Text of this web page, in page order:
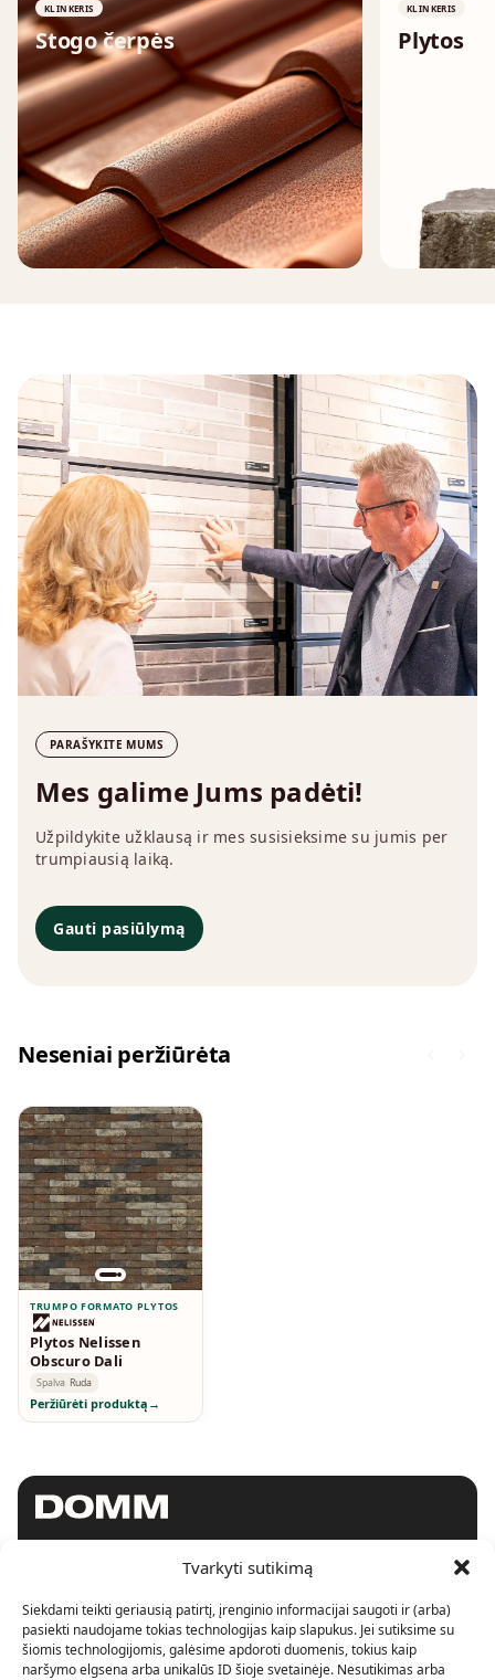
Tvarkyti sutikimą
Siekdami teikti geriausią patirtį, įrenginio informacijai saugoti ir (arba)
pasiekti naudojame tokias technologijas kaip slapukus. Jei sutiksime su
šiomis technologijomis, galėsime apdoroti duomenis, tokius kaip
naršymo elgsena arba unikalūs ID šioje svetainėje. Nesutikimas arba
KLINKERIS
Stogo čerpės
↗
KLINKERIS
Plytos
PARAŠYKITE MUMS
Mes galime Jums padėti!
Užpildykite užklausą ir mes susisieksime su jumis per
trumpiausią laiką.
Gauti pasiūlymą
Neseniai peržiūrėta
TRUMPO FORMATO PLYTOS
Plytos Nelissen
Obscuro Dali
Spalva Ruda
Peržiūrėti produktą →
Konstitucijos pr. 15
LT-09306, Vilnius.
+370 620 90246
info@domm.lt